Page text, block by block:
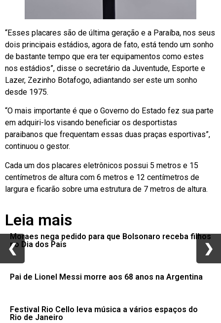
“Esses placares são de última geração e a Paraíba, nos seus
dois principais estádios, agora de fato, está tendo um sonho
de bastante tempo que era ter equipamentos como estes
nos estádios”, disse o secretário da Juventude, Esporte e
Lazer, Zezinho Botafogo, adiantando ser este um sonho
desde 1975.
“O mais importante é que o Governo do Estado fez sua parte
em adquiri-los visando beneficiar os desportistas
paraibanos que frequentam essas duas praças esportivas”,
continuou o gestor.
Cada um dos placares eletrônicos possui 5 metros e 15
centímetros de altura com 6 metros e 12 centímetros de
largura e ficarão sobre uma estrutura de 7 metros de altura.
Leia mais
Moraes nega pedido para que Bolsonaro receba filhos
no Dia dos Pais
Pai de Lionel Messi morre aos 68 anos na Argentina
Festival Rio Cello leva música a vários espaços do
Rio de Janeiro
❮ ❯
❮ ❯